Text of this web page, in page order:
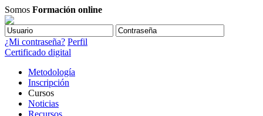
Somos Formación online
¿Mi contraseña? Perfil
Certificado digital
Metodología
Inscripción
Cursos
Noticias
Recursos